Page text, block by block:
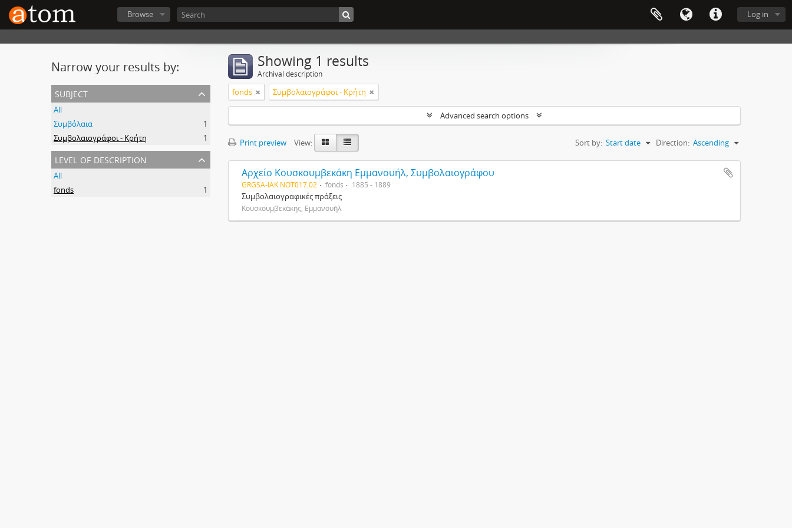
Log in
Browse
Narrow your results by:
subject
All
Συμβόλαια
1
Συμβολαιογράφοι - Κρήτη
1
level of description
All
fonds
1
Showing 1 results
Archival description
fonds Συμβολαιογράφοι - Κρήτη
Advanced search options
Print preview View: Sort by: Start date Direction: Ascending
Αρχείο Κουσκουμβεκάκη Εμμανουήλ, Συμβολαιογράφου
GRGSA-IAK NOT017.02 fonds 1885 - 1889
Συμβολαιογραφικές πράξεις
Κουσκουμβεκάκης, Εμμανουήλ